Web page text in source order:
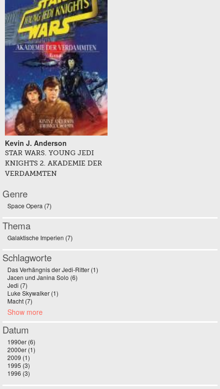
Kevin J. Anderson
STAR WARS. YOUNG JEDI
KNIGHTS 2. AKADEMIE DER
VERDAMMTEN
Genre
Space Opera (7)
Thema
Galaktische Imperien (7)
Schlagworte
Das Verhängnis der Jedi-Ritter (1)
Jacen und Janina Solo (6)
Jedi (7)
Luke Skywalker (1)
Macht (7)
Show more
Datum
1990er (6)
2000er (1)
2009 (1)
1995 (3)
1996 (3)